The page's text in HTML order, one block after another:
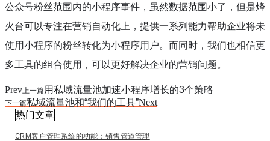
公众号粉丝范围内的小程序事件，虽然数据范围小了，但是烽
火台可以专注在营销自动化上，提供一系列能力帮助企业将未
使用小程序的粉丝转化为小程序用户。而同时，我们也相信更
多工具的组合使用，可以更好解决企业的营销问题。
Prev上一篇用私域流量池加速小程序增长的3个策略
下一篇私域流量池和“我们的工具”Next
热门文章
CRM客户管理系统的功能：销售管道管理